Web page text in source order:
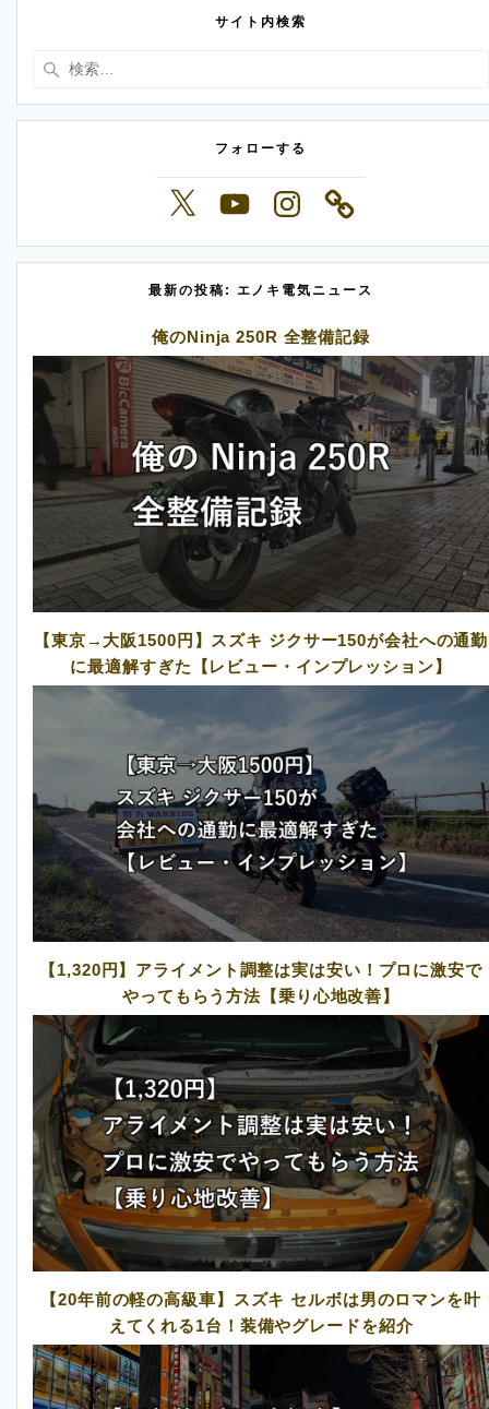
サイト内検索
フォローする
X YouTubeInstagram
最新の投稿: エノキ電気ニュース
俺のNinja 250R 全整備記録
【東京→大阪1500円】スズキ ジクサー150が会社への通勤
に最適解すぎた【レビュー・インプレッション】
【1,320円】アライメント調整は実は安い！プロに激安で
やってもらう方法【乗り心地改善】
【20年前の軽の高級車】スズキ セルボは男のロマンを叶
えてくれる1台！装備やグレードを紹介